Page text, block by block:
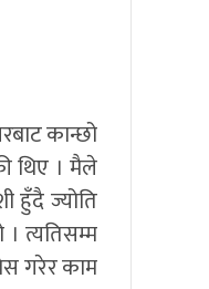
कान्छो
थिए । मैले
हुँदै ज्योति
त्यतिसम्म
गरेर काम